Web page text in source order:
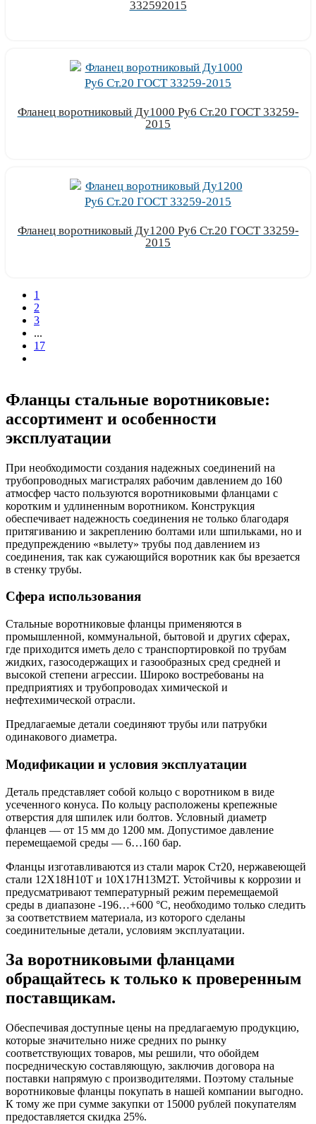
332592015
Фланец воротниковый Ду1000 Ру6 Ст.20 ГОСТ 33259-
2015
Фланец воротниковый Ду1200 Ру6 Ст.20 ГОСТ 33259-
2015
1
2
3
...
17
Фланцы стальные воротниковые:
ассортимент и особенности
эксплуатации
При необходимости создания надежных соединений на
трубопроводных магистралях рабочим давлением до 160
атмосфер часто пользуются воротниковыми фланцами с
коротким и удлиненным воротником. Конструкция
обеспечивает надежность соединения не только благодаря
притягиванию и закреплению болтами или шпильками, но и
предупреждению «вылету» трубы под давлением из
соединения, так как сужающийся воротник как бы врезается
в стенку трубы.
Сфера использования
Стальные воротниковые фланцы применяются в
промышленной, коммунальной, бытовой и других сферах,
где приходится иметь дело с транспортировкой по трубам
жидких, газосодержащих и газообразных сред средней и
высокой степени агрессии. Широко востребованы на
предприятиях и трубопроводах химической и
нефтехимической отрасли.
Предлагаемые детали соединяют трубы или патрубки
одинакового диаметра.
Модификации и условия эксплуатации
Деталь представляет собой кольцо с воротником в виде
усеченного конуса. По кольцу расположены крепежные
отверстия для шпилек или болтов. Условный диаметр
фланцев — от 15 мм до 1200 мм. Допустимое давление
перемещаемой среды — 6…160 бар.
Фланцы изготавливаются из стали марок Ст20, нержавеющей
стали 12Х18Н10Т и 10Х17Н13М2Т. Устойчивы к коррозии и
предусматривают температурный режим перемещаемой
среды в диапазоне -196…+600 °C, необходимо только следить
за соответствием материала, из которого сделаны
соединительные детали, условиям эксплуатации.
За воротниковыми фланцами
обращайтесь к только к проверенным
поставщикам.
Обеспечивая доступные цены на предлагаемую продукцию,
которые значительно ниже средних по рынку
соответствующих товаров, мы решили, что обойдем
посредническую составляющую, заключив договора на
поставки напрямую с производителями. Поэтому стальные
воротниковые фланцы покупать в нашей компании выгодно.
К тому же при сумме закупки от 15000 рублей покупателям
предоставляется скидка 25%.